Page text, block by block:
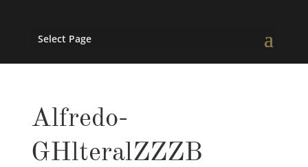
Select Page
Alfredo-
GHlteralZZZB